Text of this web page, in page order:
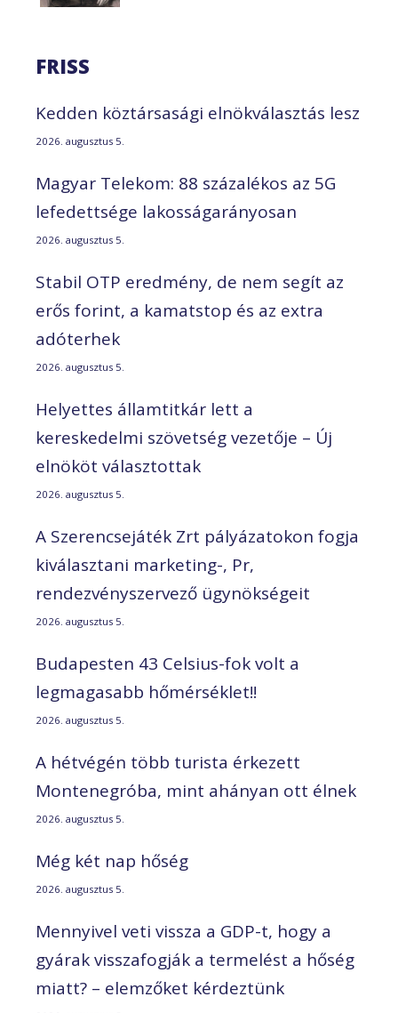
FRISS
Kedden köztársasági elnökválasztás lesz
2026. augusztus 5.
Magyar Telekom: 88 százalékos az 5G
lefedettsége lakosságarányosan
2026. augusztus 5.
Stabil OTP eredmény, de nem segít az
erős forint, a kamatstop és az extra
adóterhek
2026. augusztus 5.
Helyettes államtitkár lett a
kereskedelmi szövetség vezetője – Új
elnököt választottak
2026. augusztus 5.
A Szerencsejáték Zrt pályázatokon fogja
kiválasztani marketing-, Pr,
rendezvényszervező ügynökségeit
2026. augusztus 5.
Budapesten 43 Celsius-fok volt a
legmagasabb hőmérséklet!!
2026. augusztus 5.
A hétvégén több turista érkezett
Montenegróba, mint ahányan ott élnek
2026. augusztus 5.
Még két nap hőség
2026. augusztus 5.
Mennyivel veti vissza a GDP-t, hogy a
gyárak visszafogják a termelést a hőség
miatt? – elemzőket kérdeztünk